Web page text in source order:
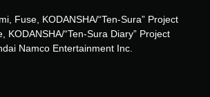
Fuse, KODANSHA/“Ten-Sura” Project
KODANSHA/“Ten-Sura Diary” Project
Namco Entertainment Inc.